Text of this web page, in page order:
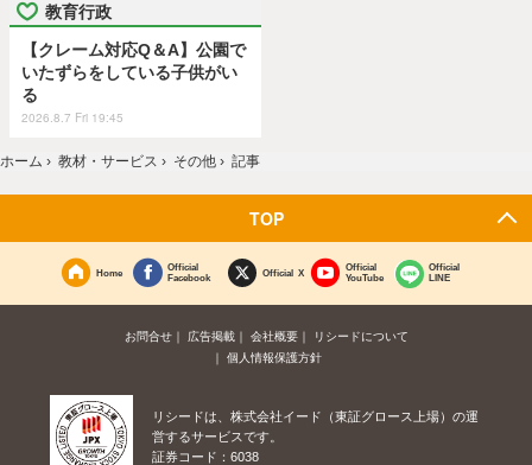
教育行政
【クレーム対応Q＆A】公園で
いたずらをしている子供がい
る
2026.8.7 Fri 19:45
ホーム › 教材・サービス › その他 › 記事
TOP
Home
Official
Facebook
Official X
Official
YouTube
Official
LINE
お問合せ 広告掲載 会社概要
リシードについて
個人情報保護方針
リシードは、株式会社イード（東証グロース上場）の運
営するサービスです。
証券コード：6038